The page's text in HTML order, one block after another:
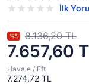
İlk
7.657,60
%5 8.136,20 TL
Havale / Eft
7.274,72 TL